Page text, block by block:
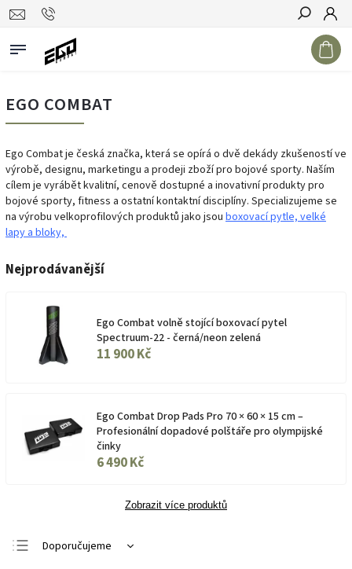
Hledat
EGO COMBAT
Ego Combat je česká značka, která se opírá o dvě dekády zkušeností ve
výrobě, designu, marketingu a prodeji zboží pro bojové sporty. Naším
cílem je vyrábět kvalitní, cenově dostupné a inovativní produkty pro
bojové sporty, fitness a ostatní kontaktní disciplíny. Specializujeme se
na výrobu velkoprofilových produktů jako jsou boxovací pytle, velké
lapy a bloky,
Nejprodávanější
Ego Combat volně stojící boxovací pytel
Spectruum-22 - černá/neon zelená
11 900 Kč
Ego Combat Drop Pads Pro 70 × 60 × 15 cm –
Profesionální dopadové polštáře pro olympijské
činky
6 490 Kč
Zobrazit více produktů
Doporučujeme